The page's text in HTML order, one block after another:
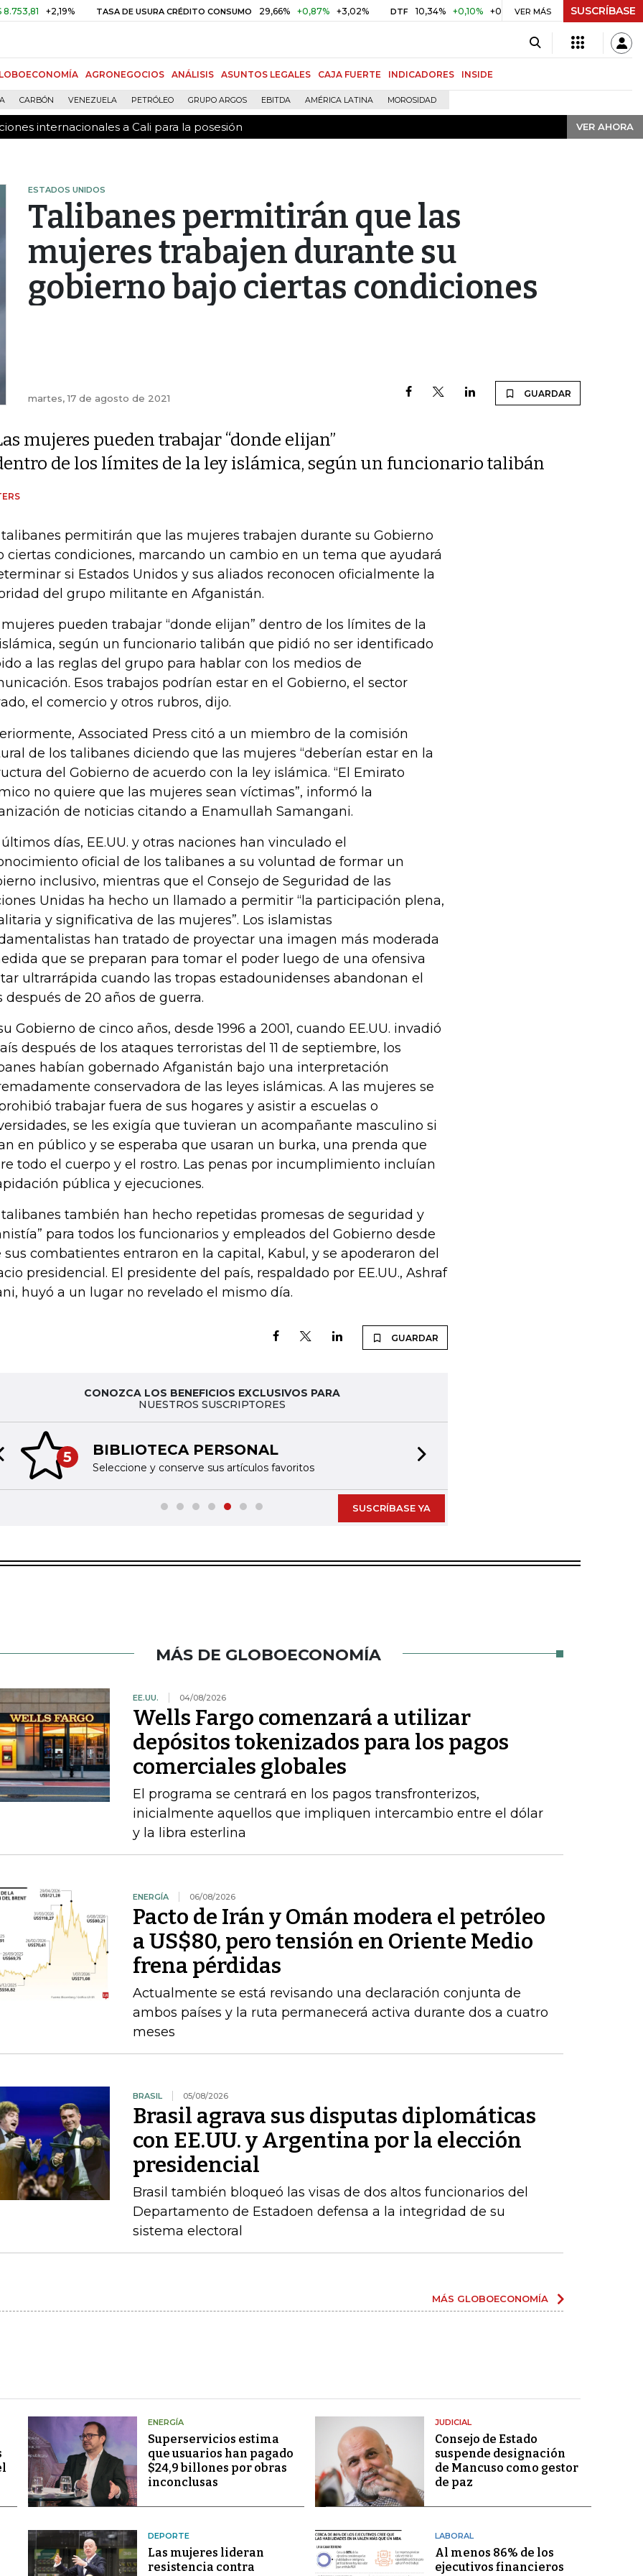
+2,19% TASA DE USURA CRÉDITO CONSUMO 29,66% +0,87% +3,02% DTF 10,34% +0,10% +0,98% UVR $ 416,86 +$ 0,05 +0,01%
VER MÁS SUSCRÍBASE
AGRONEGOCIOS ANÁLISIS ASUNTOS LEGALES CAJA FUERTE INDICADORES INSIDE
CARBÓN VENEZUELA PETRÓLEO GRUPO ARGOS EBITDA AMÉRICA LATINA MOROSIDAD
internacionales a Cali para la posesión VER AHORA
internacionales a Cali para la posesión VER AHORA
ESTADOS UNIDOS
Talibanes permitirán que las
mujeres trabajen durante su
gobierno bajo ciertas condiciones
martes, 17 de agosto de 2021 GUARDAR
mujeres pueden trabajar “donde elijan”
de los límites de la ley islámica, según un funcionario talibán
talibanes permitirán que las mujeres trabajen durante su Gobierno
ciertas condiciones, marcando un cambio en un tema que ayudará
si Estados Unidos y sus aliados reconocen oficialmente la
del grupo militante en Afganistán.
mujeres pueden trabajar “donde elijan” dentro de los límites de la
según un funcionario talibán que pidió no ser identificado
a las reglas del grupo para hablar con los medios de
Esos trabajos podrían estar en el Gobierno, el sector
el comercio y otros rubros, dijo.
Associated Press citó a un miembro de la comisión
de los talibanes diciendo que las mujeres “deberían estar en la
del Gobierno de acuerdo con la ley islámica. “El Emirato
no quiere que las mujeres sean víctimas”, informó la
de noticias citando a Enamullah Samangani.
días, EE.UU. y otras naciones han vinculado el
oficial de los talibanes a su voluntad de formar un
inclusivo, mientras que el Consejo de Seguridad de las
Unidas ha hecho un llamado a permitir “la participación plena,
y significativa de las mujeres”. Los islamistas
han tratado de proyectar una imagen más moderada
que se preparan para tomar el poder luego de una ofensiva
ultrarrápida cuando las tropas estadounidenses abandonan el
después de 20 años de guerra.
Gobierno de cinco años, desde 1996 a 2001, cuando EE.UU. invadió
después de los ataques terroristas del 11 de septiembre, los
habían gobernado Afganistán bajo una interpretación
conservadora de las leyes islámicas. A las mujeres se
trabajar fuera de sus hogares y asistir a escuelas o
se les exigía que tuvieran un acompañante masculino si
en público y se esperaba que usaran un burka, una prenda que
todo el cuerpo y el rostro. Las penas por incumplimiento incluían
pública y ejecuciones.
talibanes también han hecho repetidas promesas de seguridad y
para todos los funcionarios y empleados del Gobierno desde
sus combatientes entraron en la capital, Kabul, y se apoderaron del
presidencial. El presidente del país, respaldado por EE.UU., Ashraf
huyó a un lugar no revelado el mismo día.
GUARDAR
CONOZCA LOS BENEFICIOS EXCLUSIVOS PARA
NUESTROS SUSCRIPTORES
5 BIBLIOTECA PERSONAL
Seleccione y conserve sus artículos favoritos
slide
SUSCRÍBASE YA
MÁS DE GLOBOECONOMÍA
EE.UU. 04/08/2026
Wells Fargo comenzará a utilizar
depósitos tokenizados para los pagos
comerciales globales
El programa se centrará en los pagos transfronterizos,
inicialmente aquellos que impliquen intercambio entre el dólar
y la libra esterlina
ENERGÍA 06/08/2026
Pacto de Irán y Omán modera el petróleo
a US$80, pero tensión en Oriente Medio
frena pérdidas
Actualmente se está revisando una declaración conjunta de
ambos países y la ruta permanecerá activa durante dos a cuatro
meses
BRASIL 05/08/2026
Brasil agrava sus disputas diplomáticas
con EE.UU. y Argentina por la elección
presidencial
Brasil también bloqueó las visas de dos altos funcionarios del
Departamento de Estadoen defensa a la integridad de su
sistema electoral
MÁS GLOBOECONOMÍA
ENERGÍA
Superservicios estima
que usuarios han pagado
$24,9 billones por obras
inconclusas
JUDICIAL
Consejo de Estado
suspende designación
de Mancuso como gestor
de paz
DEPORTE
Las mujeres lideran
resistencia contra
LABORAL
Al menos 86% de los
ejecutivos financieros